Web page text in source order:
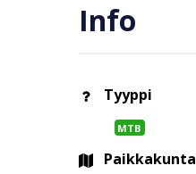
Info
Tyyppi
MTB
Paikkakunta